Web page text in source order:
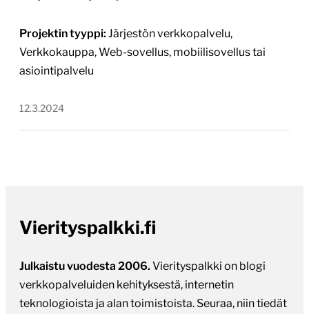
Projektin tyyppi: Järjestön verkkopalvelu,
Verkkokauppa, Web-sovellus, mobiilisovellus tai
asiointipalvelu
12.3.2024
Vierityspalkki.fi
Julkaistu vuodesta 2006. Vierityspalkki on blogi
verkkopalveluiden kehityksestä, internetin
teknologioista ja alan toimistoista. Seuraa, niin tiedät